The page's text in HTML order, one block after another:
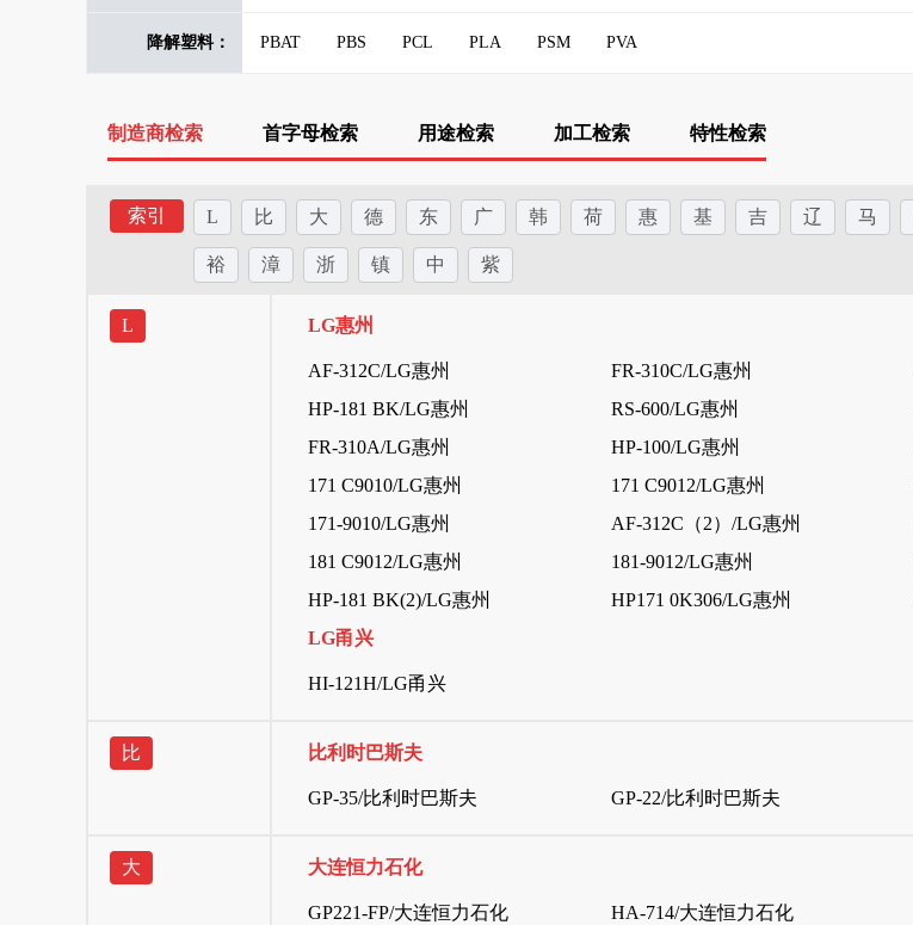
降解塑料： PBAT PBS PCL PLA PSM PVA
制造商检索 首字母检索 用途检索 加工检索 特性检索
索引 L 比 大 德 东 广 韩 荷 惠 基 吉 辽 马
裕 漳 浙 镇 中 紫
L LG惠州
AF-312C/LG惠州 FR-310C/LG惠州
HP-181 BK/LG惠州
RS-600/LG惠州
FR-310A/LG惠州
HP-100/LG惠州
171 C9010/LG惠州
171 C9012/LG惠州
171-9010/LG惠州
AF-312C（2）/LG惠州
181 C9012/LG惠州
181-9012/LG惠州
HP-181 BK(2)/LG惠州
HP171 0K306/LG惠州
LG甬兴
HI-121H/LG甬兴
比 比利时巴斯夫
GP-35/比利时巴斯夫 GP-22/比利时巴斯夫
大 大连恒力石化
GP221-FP/大连恒力石化 HA-714/大连恒力石化